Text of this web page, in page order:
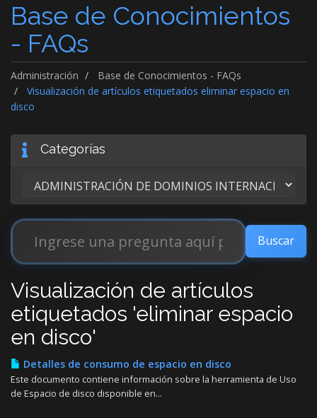
menú
de
Base de Conocimientos
- FAQs
Administración
Base de Conocimientos - FAQs
Visualización de artículos etiquetados eliminar espacio en
disco
Categorías
Visualización de artículos
etiquetados 'eliminar espacio
en disco'
Detalles de consumo de espacio en disco
Este documento contiene información sobre la herramienta de Uso
de Espacio de disco disponible en...